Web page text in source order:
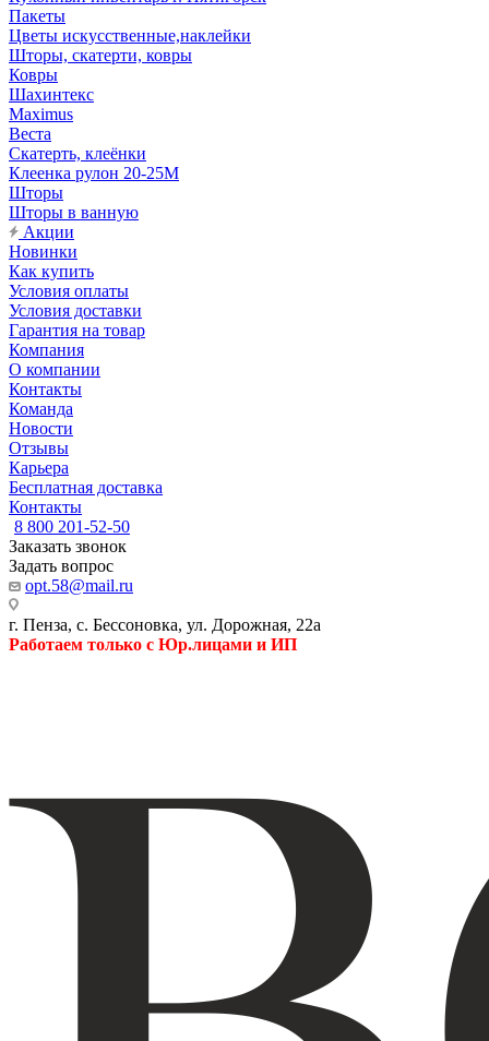
Пакеты
Цветы искусственные,наклейки
Шторы, скатерти, ковры
Ковры
Шахинтекс
Maximus
Веста
Скатерть, клеёнки
Клеенка рулон 20-25М
Шторы
Шторы в ванную
Акции
Новинки
Как купить
Условия оплаты
Условия доставки
Гарантия на товар
Компания
О компании
Контакты
Команда
Новости
Отзывы
Карьера
Бесплатная доставка
Контакты
8 800 201-52-50
Заказать звонок
Задать вопрос
opt.58@mail.ru
г. Пенза, с. Бессоновка, ул. Дорожная, 22а
Работаем только с Юр.лицами и ИП